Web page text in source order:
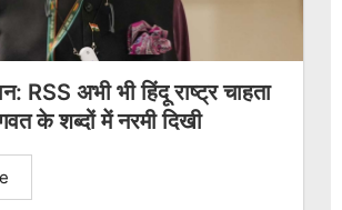
RSS अभी भी हिंदू राष्ट्र चाहता
के शब्दों में नरमी दिखी